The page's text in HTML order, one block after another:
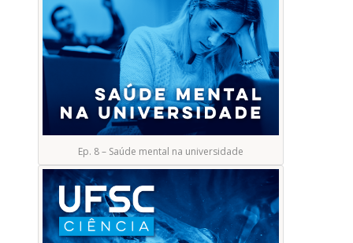
Ep. 8 – Saúde mental na universidade